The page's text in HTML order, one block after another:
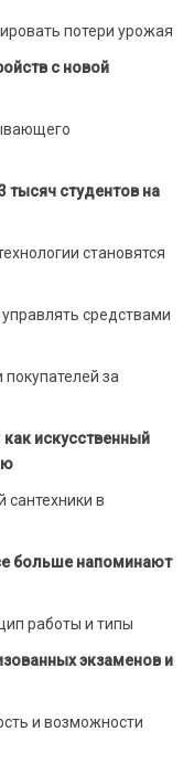
потери урожая
с новой
тысяч студентов на
становятся
средствами
за
искусственный
сантехники в
больше напоминают
работы и типы
экзаменов и
и возможности